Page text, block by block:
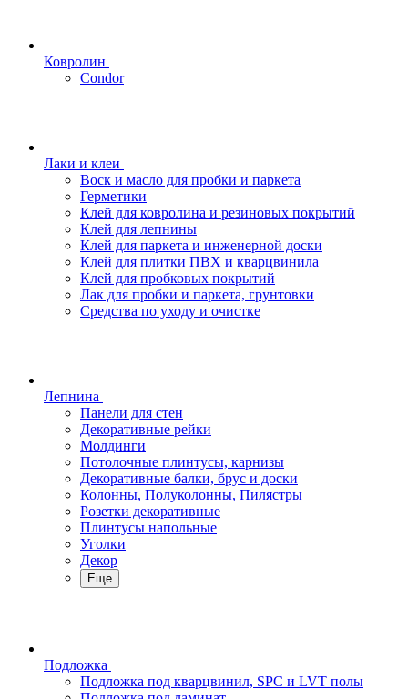
Ковролин
Condor
Лаки и клеи
Воск и масло для пробки и паркета
Герметики
Клей для ковролина и резиновых покрытий
Клей для лепнины
Клей для паркета и инженерной доски
Клей для плитки ПВХ и кварцвинила
Клей для пробковых покрытий
Лак для пробки и паркета, грунтовки
Средства по уходу и очистке
Лепнина
Панели для стен
Декоративные рейки
Молдинги
Потолочные плинтусы, карнизы
Декоративные балки, брус и доски
Колонны, Полуколонны, Пилястры
Розетки декоративные
Плинтусы напольные
Уголки
Декор
Еще
Подложка
Подложка под кварцвинил, SPC и LVT полы